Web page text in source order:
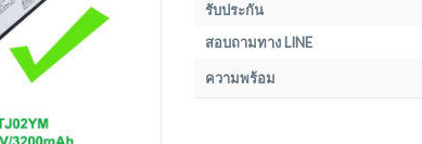
รับประกัน
สอบถามทาง LINE
ความพร้อม